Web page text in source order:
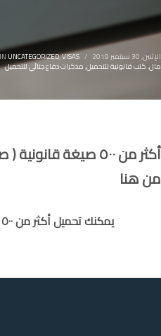
الإثنين, 30 سبتمبر 2019 /
UNCATEGORIZED,VISAS
مال,كتب قانونية للتحميل,مذكرات دفاع جنائي للتحميل
أكثر من ٥٠٠ صيغة
من هنا
يمكنك تحميل أكثر من ٥٠٠ صيغة قانونية من صحف دعاوي ومذكرات دفاع وصيغ عقود متنوعة